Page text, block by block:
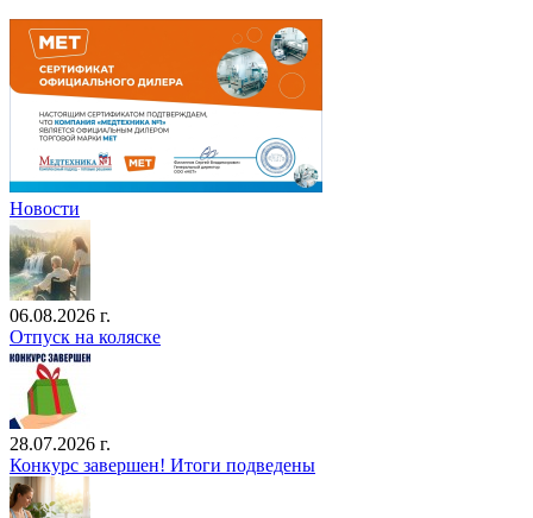
Новости
06.08.2026 г.
Отпуск на коляске
28.07.2026 г.
Конкурс завершен! Итоги подведены